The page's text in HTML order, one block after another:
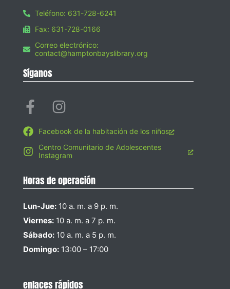
Teléfono: 631-728-6241
Fax: 631-728-0166
Correo electrónico:
contact@hamptonbayslibrary.org
Síganos
Facebook de la habitación de los niños
Centro Comunitario de Adolescentes
Instagram
Horas de operación
Lun-Jue: 10 a. m. a 9 p. m.
Viernes: 10 a. m. a 7 p. m.
Sábado: 10 a. m. a 5 p. m.
Domingo: 13:00 – 17:00
enlaces rápidos